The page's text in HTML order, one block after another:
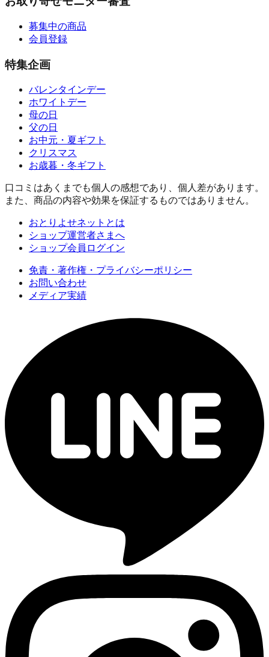
募集中の商品
会員登録
特集企画
バレンタインデー
ホワイトデー
母の日
父の日
お中元・夏ギフト
クリスマス
お歳暮・冬ギフト
口コミはあくまでも個人の感想であり、個人差があります。
また、商品の内容や効果を保証するものではありません。
おとりよせネットとは
ショップ運営者さまへ
ショップ会員ログイン
免責・著作権・プライバシーポリシー
お問い合わせ
メディア実績